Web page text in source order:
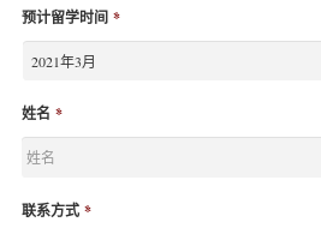
预计留学时间 *
姓名 *
联系方式 *